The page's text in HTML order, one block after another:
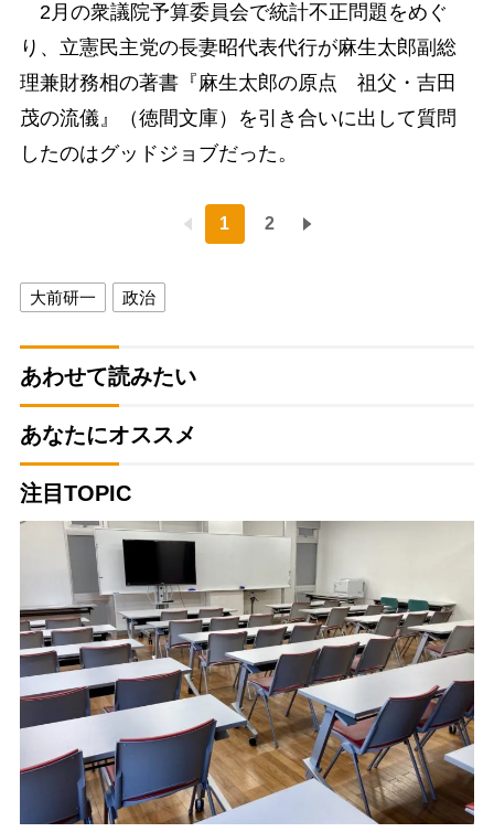
2月の衆議院予算委員会で統計不正問題をめぐ
り、立憲民主党の長妻昭代表代行が麻生太郎副総
理兼財務相の著書『麻生太郎の原点 祖父・吉田
茂の流儀』（徳間文庫）を引き合いに出して質問
したのはグッドジョブだった。
1 2
大前研一 政治
あわせて読みたい
あなたにオススメ
注目TOPIC